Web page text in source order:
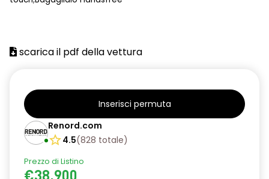
scarica il pdf della vettura
Inserisci permuta
Renord.com
4.5(828 totale)
Prezzo di Listino